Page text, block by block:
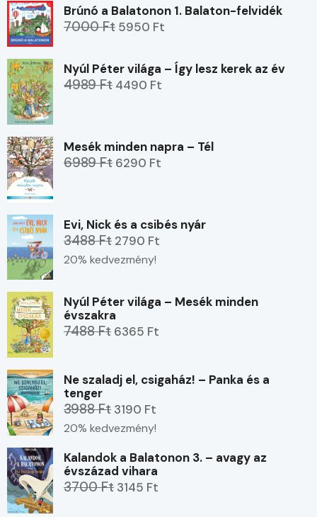
Brúnó a Balatonon 1. Balaton-felvidék
7000 Ft 5950 Ft
Nyúl Péter világa – Így lesz kerek az év
4989 Ft 4490 Ft
Mesék minden napra – Tél
6989 Ft 6290 Ft
Evi, Nick és a csibés nyár
3488 Ft 2790 Ft
20% kedvezmény!
Nyúl Péter világa – Mesék minden
évszakra
7488 Ft 6365 Ft
Ne szaladj el, csigaház! – Panka és a
tenger
3988 Ft 3190 Ft
20% kedvezmény!
Kalandok a Balatonon 3. – avagy az
évszázad vihara
3700 Ft 3145 Ft